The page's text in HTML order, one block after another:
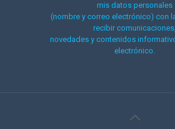
mis datos personales
(nombre y correo electrónico) con
recibir comunicaciones,
novedades y contenidos
electrónico.